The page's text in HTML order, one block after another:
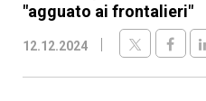
"agguato ai frontalieri"
12.12.2024